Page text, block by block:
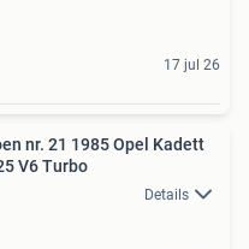
17 jul 26
nr. 21 1985 Opel Kadett
V6 Turbo
Details